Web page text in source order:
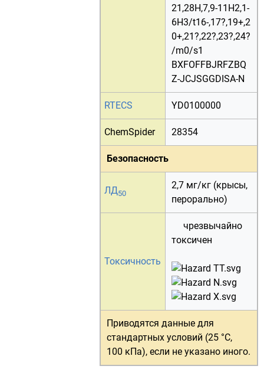
21,28H,7,9-11H2,1-
6H3/t16-,17?,19+,2
0+,21?,22?,23?,24?
/m0/s1
BXFOFFBJRFZBQ
Z-JCJSGGDISA-N
RTECS YD0100000
ChemSpider 28354
Безопасность
ЛД50
2,7 мг/кг (крысы,
перорально)
Токсичность
чрезвычайно
токсичен
Приводятся данные для
стандартных условий (25 °C,
100 кПа), если не указано иного.